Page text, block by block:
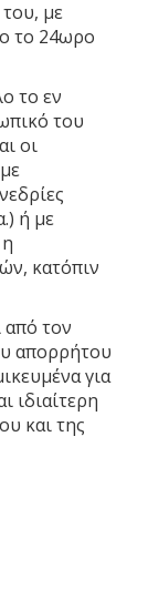
με
το 24ωρο
το εν
του
οι
ή με
κατόπιν
από τον
απορρήτου
για
ιδιαίτερη
και της